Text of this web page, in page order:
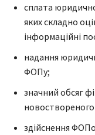
сплата
яких складно
інформаційні
надання
ФОПу;
значний обсяг
здійснення